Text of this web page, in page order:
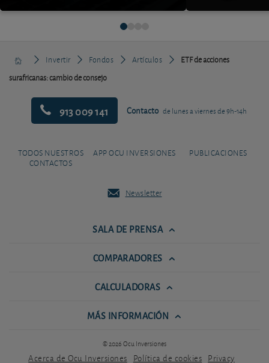
Invertir Fondos Artículos
ETF de acciones
surafricanas: cambio de consejo
913 009 141 Contacto de lunes a viernes de 9h-14h
TODOS NUESTROS
CONTACTOS
APP OCU INVERSIONES PUBLICACIONES
Newsletter
SALA DE PRENSA
COMPARADORES
CALCULADORAS
MÁS INFORMACIÓN
© 2026 Ocu Inversiones
Acerca de Ocu Inversiones Política de cookies Privacy